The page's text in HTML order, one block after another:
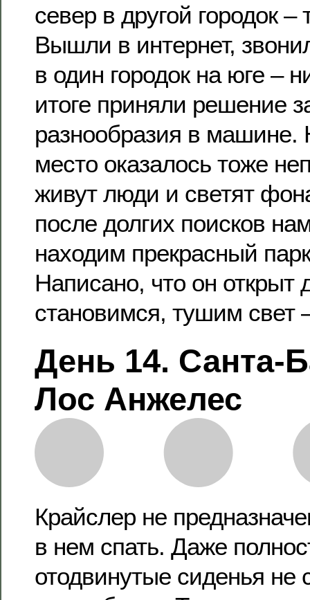
север в другой городок –
Вышли в интернет,
в один городок на юге –
итоге приняли решение
разнообразия в машине.
место оказалось тоже
живут люди и светят
после долгих поисков
находим прекрасный
Написано, что он открыт
становимся, тушим свет
День 14. Санта-
Лос Анжелес
Крайслер не
в нем спать. Даже
отодвинутые сиденья не